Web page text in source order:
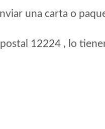
una carta o
12224 , lo